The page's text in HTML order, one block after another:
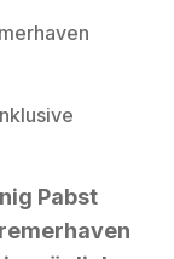
Pabst